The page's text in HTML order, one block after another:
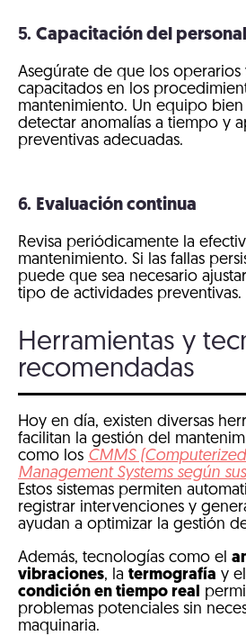
5. Capacitación del personal
Asegúrate de que los operarios
capacitados en los
mantenimiento. Un equipo
detectar anomalías a tiempo y
preventivas adecuadas.
6. Evaluación continua
Revisa periódicamente la
mantenimiento. Si las fallas
puede que sea necesario
tipo de actividades preventivas.
Herramientas y
recomendadas
Hoy en día, existen diversas
facilitan la gestión del
como los CMMS
Management Systems según
Estos sistemas permiten
registrar intervenciones y
ayudan a optimizar la gestión
Además, tecnologías como el
vibraciones, la termografía y el
condición en tiempo real
problemas potenciales sin
maquinaria.